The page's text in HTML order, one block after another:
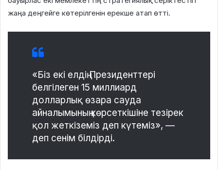
жаңа деңгейге көтерілгенін ерекше атап өтті.
«Біз екі елдің Президенттері
белгілеген 15 миллиард
долларлық өзара сауда
айналымының көрсеткішіне тезірек
қол жеткіземіз деп күтеміз», —
деп сенім білдірді.